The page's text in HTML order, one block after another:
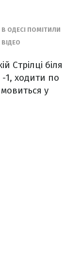
ОДЕСІ ПОМІТИЛИ
Стрілці біля
1, ходити по
у